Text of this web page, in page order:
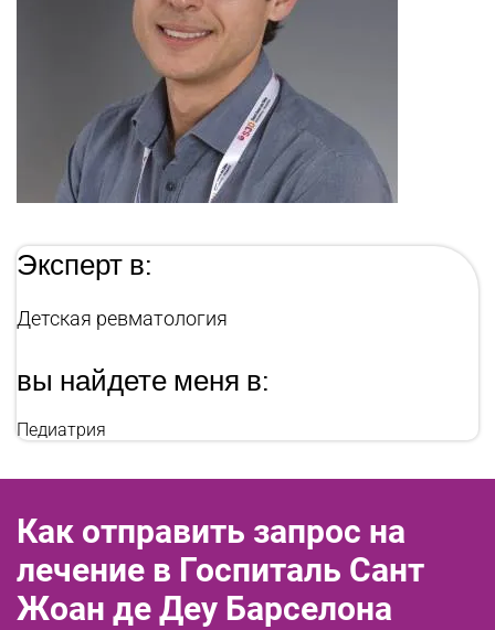
Эксперт в:
Детская ревматология
вы найдете меня в:
Педиатрия
Как отправить запрос на
лечение в Госпиталь Сант
Жоан де Деу Барселона